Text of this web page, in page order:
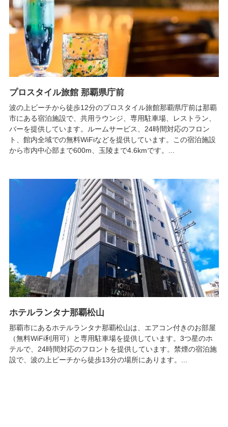
プロスタイル旅館 那覇県庁前
波の上ビーチから徒歩12分のプロスタイル旅館那覇県庁前は那覇
市にある宿泊施設で、共用ラウンジ、専用駐車場、レストラン、
バーを提供しています。ルームサービス、24時間対応のフロン
ト、館内全域での無料WiFiなどを提供しています。この宿泊施設
から市内中心部まで600m、玉陵まで4.6kmです。...
ホテルランタナ那覇松山
那覇市にあるホテルランタナ那覇松山は、エアコン付きのお部屋
（無料WiFi利用可）と専用駐車場を提供しています。3つ星のホ
テルで、24時間対応のフロントを提供しています。禁煙の宿泊施
設で、波の上ビーチから徒歩13分の場所にあります。...